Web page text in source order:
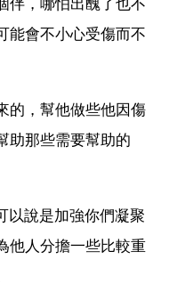
伴，哪怕出醜了也不
能會不小心受傷而不
的，幫他做些他因傷
助那些需要幫助的
以說是加強你們凝聚
他人分擔一些比較重